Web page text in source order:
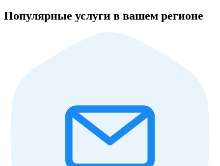
Популярные услуги в вашем регионе